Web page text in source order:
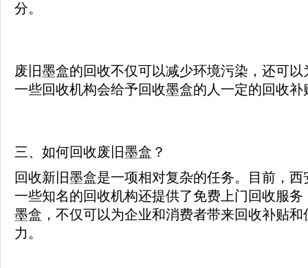
分。
废旧墨盒的回收不仅可以减少环境污染，还可
一些回收机构会给予回收墨盒的人一定的回收
三、如何回收废旧墨盒？
回收新旧墨盒是一项相对复杂的任务。目前，
一些知名的回收机构还提供了免费上门回收服
墨盒，不仅可以为企业和消费者带来回收补贴
力。